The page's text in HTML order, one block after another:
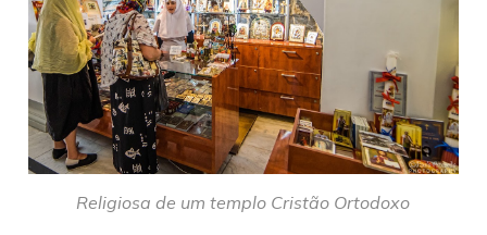
Religiosa de um templo Cristão Ortodoxo